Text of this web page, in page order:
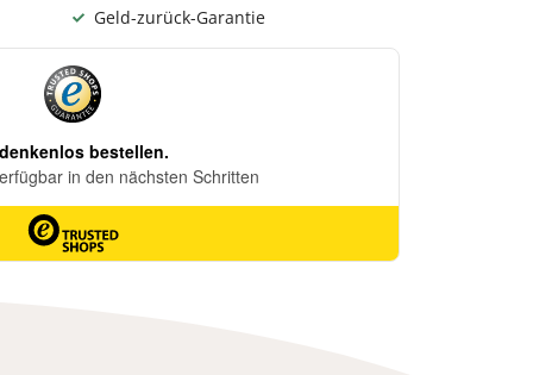
Geld-zurück-Garantie